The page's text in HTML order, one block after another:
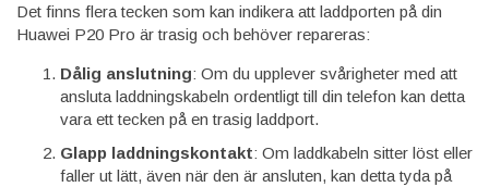
Det finns flera tecken som kan indikera att laddporten på din
Huawei P20 Pro är trasig och behöver repareras:
Dålig anslutning: Om du upplever svårigheter med att
ansluta laddningskabeln ordentligt till din telefon kan detta
vara ett tecken på en trasig laddport.
Glapp laddningskontakt: Om laddkabeln sitter löst eller
faller ut lätt, även när den är ansluten, kan detta tyda på